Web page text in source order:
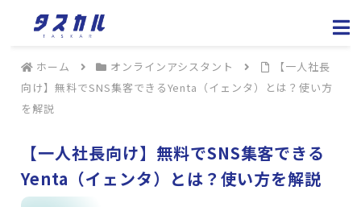
ホーム オンラインアシスタント
【一人社長
向け】無料でSNS集客できるYenta（イェンタ）とは？使い方
を解説
【一人社長向け】無料でSNS集客できる
Yenta（イェンタ）とは？使い方を解説